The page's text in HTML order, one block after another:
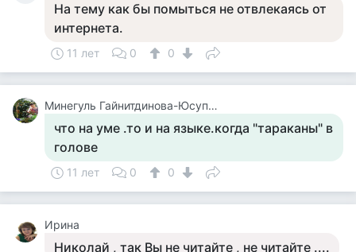
На тему как бы помыться не отвлекаясь от
интернета.
11 лет 0 0
Минегуль Гайнитдинова-Юсупова
что на уме .то и на языке.когда "тараканы" в
голове
11 лет 0 0
Ирина
Николай , так Вы не читайте , не читайте ....